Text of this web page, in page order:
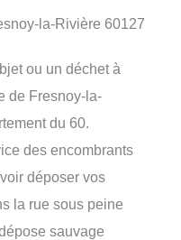
la-Rivière 60127
ou un déchet à
de Fresnoy-la-
du 60.
des encombrants
déposer vos
la rue sous peine
sauvage